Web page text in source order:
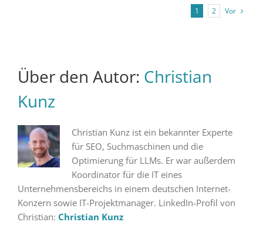
1 2 Vor
Über den Autor: Christian
Kunz
Christian Kunz ist ein bekannter Experte
für SEO, Suchmaschinen und die
Optimierung für LLMs. Er war außerdem
Koordinator für die IT eines
Unternehmensbereichs in einem deutschen Internet-
Konzern sowie IT-Projektmanager. LinkedIn-Profil von
Christian: Christian Kunz